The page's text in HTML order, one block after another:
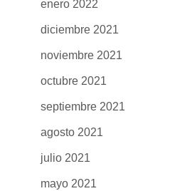
enero 2022
diciembre 2021
noviembre 2021
octubre 2021
septiembre 2021
agosto 2021
julio 2021
mayo 2021